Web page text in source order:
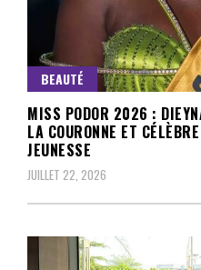
BEAUTÉ
MISS PODOR 2026 :
LA COURONNE ET
JEUNESSE
JUILLET 22, 2026